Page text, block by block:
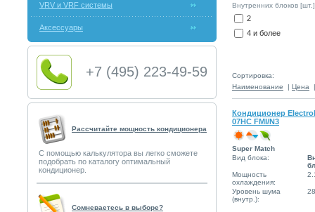
VRV и VRF системы
Аксессуары
+7 (495) 223-49-59
Рассчитайте мощность кондиционера
С помощью калькулятора вы легко сможете
подобрать по каталогу оптимальный
кондиционер.
Сомневаетесь в выборе?
Внутренних блоков
2
4 и более
Сортировка:
Наименование | Цена
Кондиционер
07HC FMI/N3
Super Match
Вид блока:
Мощность
охлаждения:
Уровень шума
(внутр.):